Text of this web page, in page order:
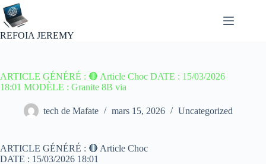
Passer
au
contenu
REFOIA JEREMY
ARTICLE GÉNÉRÉ : 🔴 Article Choc DATE : 15/03/2026
18:01 MODÈLE : Granite 8B via
tech de Mafate mars 15, 2026 Uncategorized
ARTICLE GÉNÉRÉ : 🔴 Article Choc
DATE : 15/03/2026 18:01